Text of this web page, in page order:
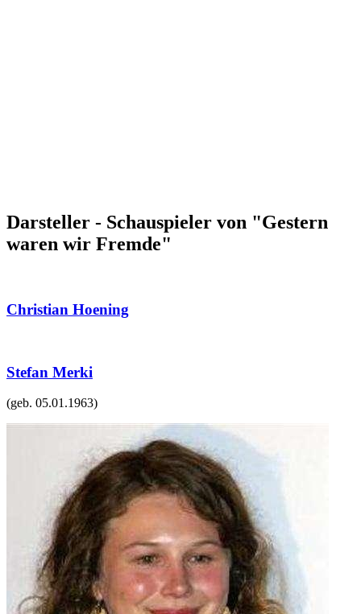
Darsteller - Schauspieler von "Gestern
waren wir Fremde"
Christian Hoening
Stefan Merki
(geb. 05.01.1963)